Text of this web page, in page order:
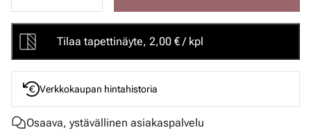
Tilaa tapettinäyte, 2,00 € / kpl
Verkkokaupan hintahistoria
Osaava, ystävällinen asiakaspalvelu